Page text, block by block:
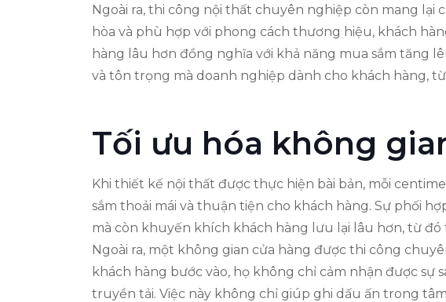
Ngoài ra, thi công nội thất chuyên nghiệp còn mang lại
hòa và phù hợp với phong cách thương hiệu, khách
hàng lâu hơn đồng nghĩa với khả năng mua sắm tăng
và tôn trọng mà doanh nghiệp dành cho khách hàng,
Tối ưu hóa không
Khi thiết kế nội thất được thực hiện bài bản, mỗi
sắm thoải mái và thuận tiện cho khách hàng. Sự phối
mà còn khuyến khích khách hàng lưu lại lâu hơn, từ đó
Ngoài ra, một không gian cửa hàng được thi công
khách hàng bước vào, họ không chỉ cảm nhận được
truyền tải. Việc này không chỉ giúp ghi dấu ấn trong